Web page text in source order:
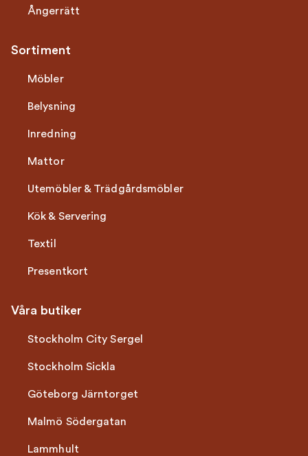
Ångerrätt
Sortiment
Möbler
Belysning
Inredning
Mattor
Utemöbler & Trädgårdsmöbler
Kök & Servering
Textil
Presentkort
Våra butiker
Stockholm City Sergel
Stockholm Sickla
Göteborg Järntorget
Malmö Södergatan
Lammhult